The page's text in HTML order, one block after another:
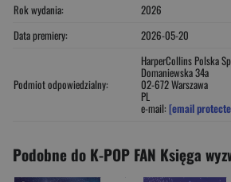
Rok wydania:
2026
Data premiery:
2026-05-20
Podmiot odpowiedzialny:
HarperCollins Polska
Domaniewska 34a
02-672 Warszawa
PL
e-mail: [email
Podobne do K-POP FAN Księga